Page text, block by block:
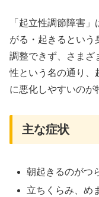
「起立性調節障害
がる・起きるという
調整できず、さまざ
性という名の通り、
に悪化しやすいのが
主な症状
朝起きるのがつ
立ちくらみ、め